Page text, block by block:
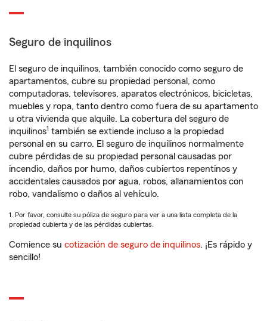
Seguro de inquilinos
El seguro de inquilinos, también conocido como seguro de
apartamentos, cubre su propiedad personal, como
computadoras, televisores, aparatos electrónicos, bicicletas,
muebles y ropa, tanto dentro como fuera de su apartamento
u otra vivienda que alquile. La cobertura del seguro de
inquilinos1 también se extiende incluso a la propiedad
personal en su carro. El seguro de inquilinos normalmente
cubre pérdidas de su propiedad personal causadas por
incendio, daños por humo, daños cubiertos repentinos y
accidentales causados por agua, robos, allanamientos con
robo, vandalismo o daños al vehículo.
1. Por favor, consulte su póliza de seguro para ver a una lista completa de la
propiedad cubierta y de las pérdidas cubiertas.
Comience su cotización de seguro de inquilinos. ¡Es rápido y
sencillo!